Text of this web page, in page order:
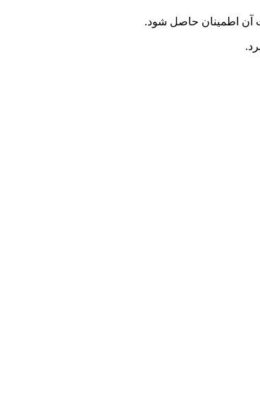
آن اطمینان حاصل شود.